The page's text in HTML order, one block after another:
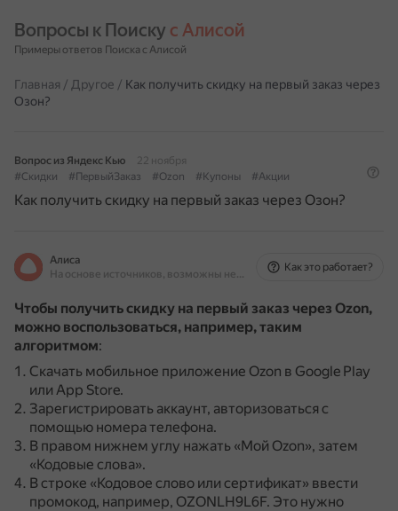
Вопросы к Поиску с Алисой
Примеры ответов Поиска с Алисой
Главная / Другое / Как получить скидку на первый заказ через
Озон?
Вопрос из Яндекс Кью
22 ноября
#Скидки
#ПервыйЗаказ #Ozon #Купоны #Акции
Как получить скидку на первый заказ через Озон?
Алиса
На основе источников, возможны неточности
Как это работает?
Чтобы получить скидку на первый заказ через Ozon,
можно воспользоваться, например, таким
алгоритмом:
Скачать мобильное приложение Ozon в Google Play
или App Store.
Зарегистрировать аккаунт, авторизоваться с
помощью номера телефона.
В правом нижнем углу нажать «Мой Ozon», затем
«Кодовые слова».
В строке «Кодовое слово или сертификат» ввести
промокод, например, OZONLH9L6F. Это нужно